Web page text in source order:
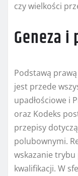
czy wielkości
Geneza
Podstawą
jest przede
upadłościowe i
oraz Kodeks
przepisy
polubownymi.
wskazanie
kwalifikacji. W